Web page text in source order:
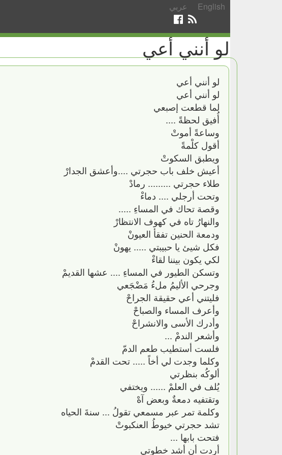
عربي English
لو أنني أعي
لو أنني أعي
لو أنني أعي
لما قطعت إصبعي
أُفيق لحظةً ....
وساعةً أموتْ
أقول كلْمةً
ويطبق السكوتْ
أعيش خلف باب حجرتي ....وأعشق الجدارْ
طلاء حجرتي ......... رمادْ
وتحت أرجلي .... دماءْ
وقصة تحاك في المساءِ .....
والنهارُ تاه في كهوف الانتظارْ
ودمعة الحنين تفقأ العيونْ
فكل شيئ يا حبيبتي ..... يهونْ
لكي يكون بيننا لقاءْ
وتسكن الطيور في المساءِ .... عشها القديمْ
وجرحي الأليمُ ملءُ مَضْجَعي
فليتني أعي حقيقة الجراحْ
وأعرف المساء والصباحْ
وأدرك الأسى والانشراحْ
وأشعر الندمْ ...
فلست أستطيب طعم الدمّ
وكلما وجدت لي أخاً ..... تحت القدمْ
ألوكُه بنظرتي
يُلف في العلمْ ...... ويختفي
وتقتفيه دمعةٌ وبعض آهْ
وكلمة تمر عبر مسمعي تقولُ ... سنةَ الحياه
تشد حجرتي خيوطُ العنكبوتْ
فتحت بابها ...
أردت أن أشد خطوتي